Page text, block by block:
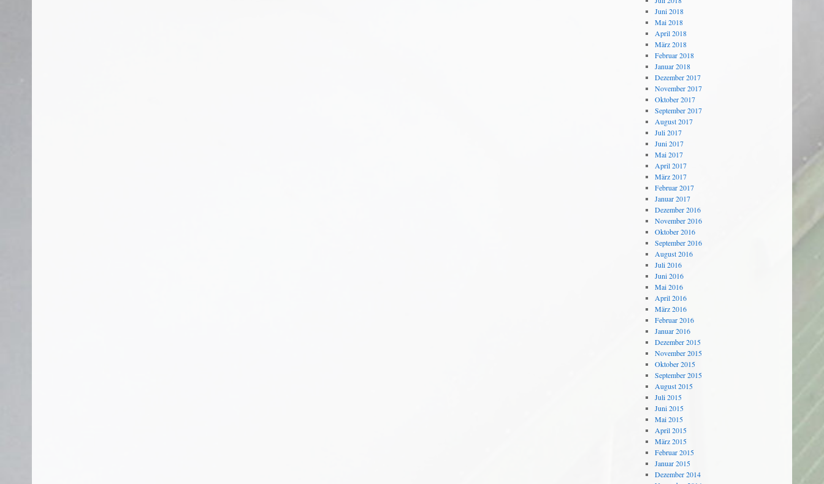
Juni 2018
Mai 2018
April 2018
März 2018
Februar 2018
Januar 2018
Dezember 2017
November 2017
Oktober 2017
September 2017
August 2017
Juli 2017
Juni 2017
Mai 2017
April 2017
März 2017
Februar 2017
Januar 2017
Dezember 2016
November 2016
Oktober 2016
September 2016
August 2016
Juli 2016
Juni 2016
Mai 2016
April 2016
März 2016
Februar 2016
Januar 2016
Dezember 2015
November 2015
Oktober 2015
September 2015
August 2015
Juli 2015
Juni 2015
Mai 2015
April 2015
März 2015
Februar 2015
Januar 2015
Dezember 2014